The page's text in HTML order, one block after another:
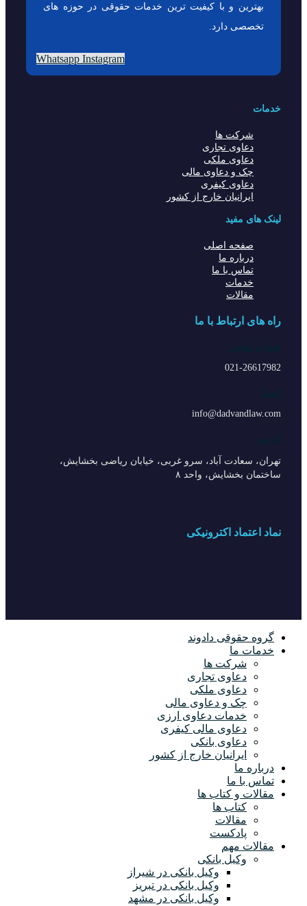
بهترین و با کیفیت ترین خدمات حقوقی در حوزه های
تخصصی دارد.
Whatsapp Instagram
خدمات
شرکت ها
دعاوی تجاری
دعاوی ملکی
چک و دعاوی مالی
دعاوی کیفری
ایرانیان خارج از کشور
لینک های مفید
صفحه اصلی
درباره ما
تماس با ما
خدمات
مقالات
راه های ارتباط با ما
021-26617982
info@dadvandlaw.com
تهران، سعادت آباد، سرو غربی، خیابان ریاضی بخشایش،
ساختمان بخشایش، واحد ۸
نماد اعتماد اکترونیکی
گروه حقوقی دادوند
خدمات ما
شرکت ها
دعاوی تجاری
دعاوی ملکی
چک و دعاوی مالی
خدمات دعاوی ارزی
دعاوی مالی کیفری
دعاوی بانکی
ایرانیان خارج از کشور
درباره ما
تماس با ما
مقالات و کتاب ها
کتاب ها
مقالات
پادکست
مقالات مهم
وکیل بانکی
وکیل بانکی در شیراز
وکیل بانکی در تبریز
وکیل بانکی در مشهد